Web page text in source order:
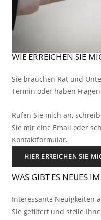
WIE ERREICHEN SIE
Sie brauchen Rat und
Termin oder haben
Rufen Sie mich an,
Sie mir eine Email oder
Kontaktformular.
HIER ERREICHEN SIE
WAS GIBT ES NEUES
Interessante Neuigkeiten
Sie gefiltert und stelle